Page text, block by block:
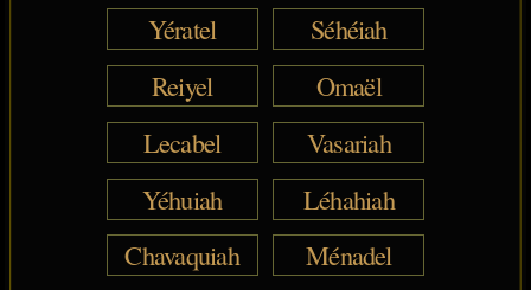
Yératel
Séhéiah
Reiyel
Omaël
Lecabel
Vasariah
Yéhuiah
Léhahiah
Chavaquiah
Ménadel